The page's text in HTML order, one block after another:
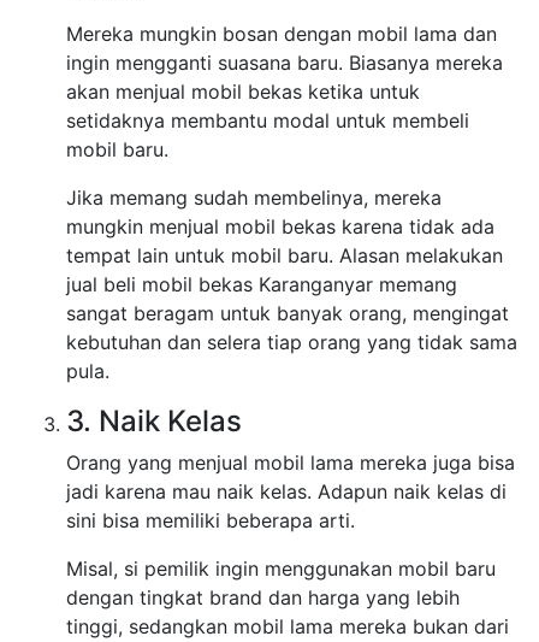
Mereka mungkin bosan dengan mobil lama dan
ingin mengganti suasana baru. Biasanya mereka
akan menjual mobil bekas ketika untuk
setidaknya membantu modal untuk membeli
mobil baru.
Jika memang sudah membelinya, mereka
mungkin menjual mobil bekas karena tidak ada
tempat lain untuk mobil baru. Alasan melakukan
jual beli mobil bekas Karanganyar memang
sangat beragam untuk banyak orang, mengingat
kebutuhan dan selera tiap orang yang tidak sama
pula.
3. Naik Kelas
Orang yang menjual mobil lama mereka juga bisa
jadi karena mau naik kelas. Adapun naik kelas di
sini bisa memiliki beberapa arti.
Misal, si pemilik ingin menggunakan mobil baru
dengan tingkat brand dan harga yang lebih
tinggi, sedangkan mobil lama mereka bukan dari